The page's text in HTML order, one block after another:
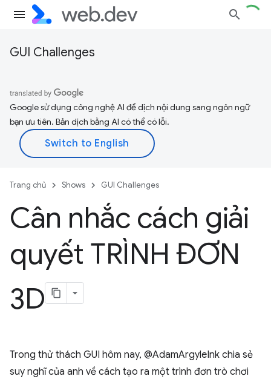
GUI Challenges
Google sử dụng công nghệ AI để dịch nội dung sang ngôn ngữ
bạn ưu tiên. Bản dịch bằng AI có thể có lỗi.
Trang chủ Shows GUI Challenges
Cân nhắc cách giải
quyết TRÌNH ĐƠN
3D
Trong thử thách GUI hôm nay, @AdamArgyleInk chia sẻ
suy nghĩ của anh về cách tạo ra một trình đơn trò chơi